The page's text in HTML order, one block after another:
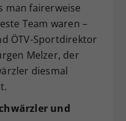
man fairerweise
Team waren –
ÖTV-Sportdirektor
Melzer, der
diesmal
und